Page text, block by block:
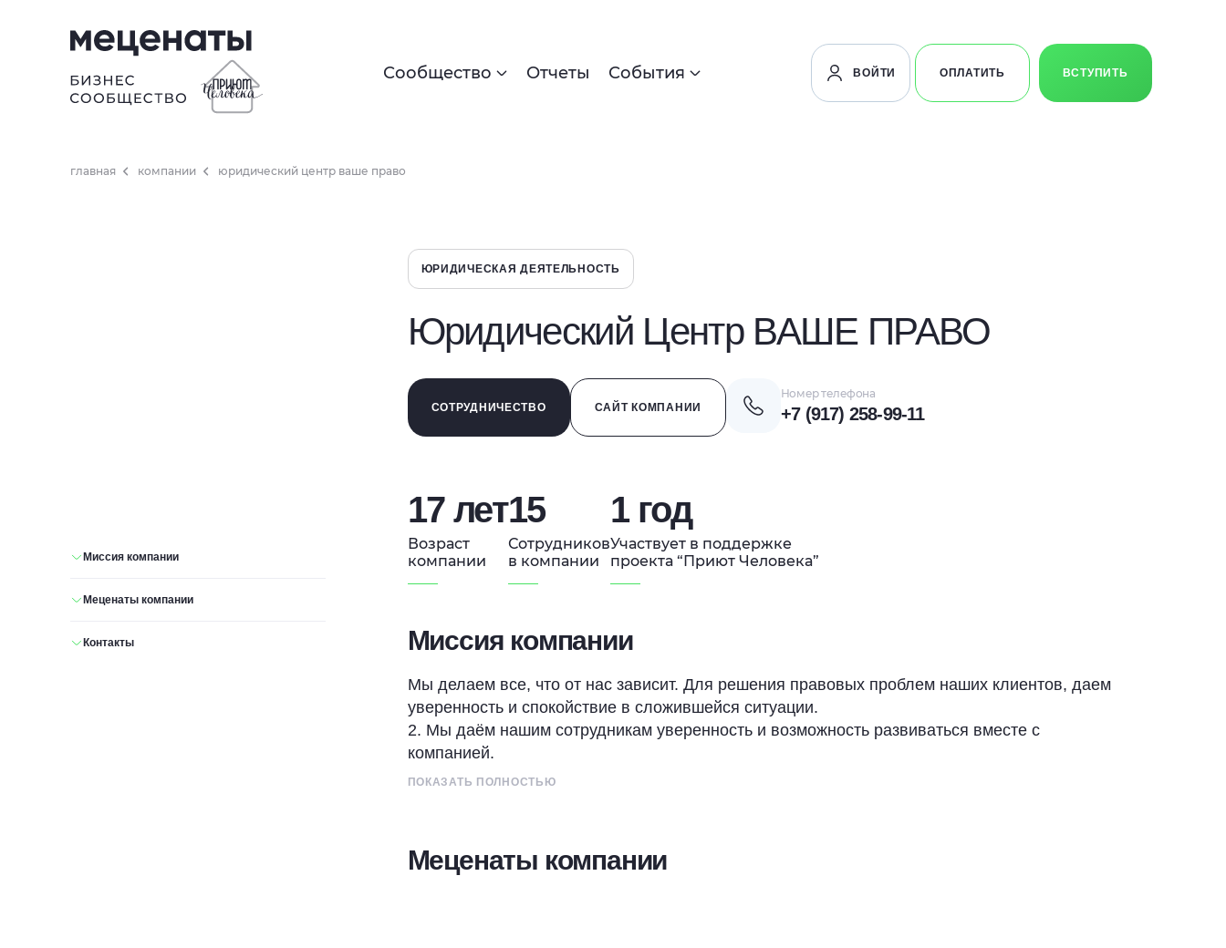
Сообщество Отчеты События ВОЙТИ ОПЛАТИТЬ ВСТУПИТЬ
главная компании юридический центр ваше право
Миссия компании
Меценаты компании
Контакты
ЮРИДИЧЕСКАЯ ДЕЯТЕЛЬНОСТЬ
Юридический Центр ВАШЕ ПРАВО
СОТРУДНИЧЕСТВО САЙТ КОМПАНИИ
Номер телефона
+7 (917) 258-99-11
17 лет
Возраст
компании
15
Сотрудников
в компании
1 год
Участвует в поддержке
проекта “Приют Человека”
Миссия компании
Мы делаем все, что от нас зависит. Для решения правовых проблем наших клиентов, даем
уверенность и спокойствие в сложившейся ситуации.
2. Мы даём нашим сотрудникам уверенность и возможность развиваться вместе с
компанией.
ПОКАЗАТЬ ПОЛНОСТЬЮ
Меценаты компании